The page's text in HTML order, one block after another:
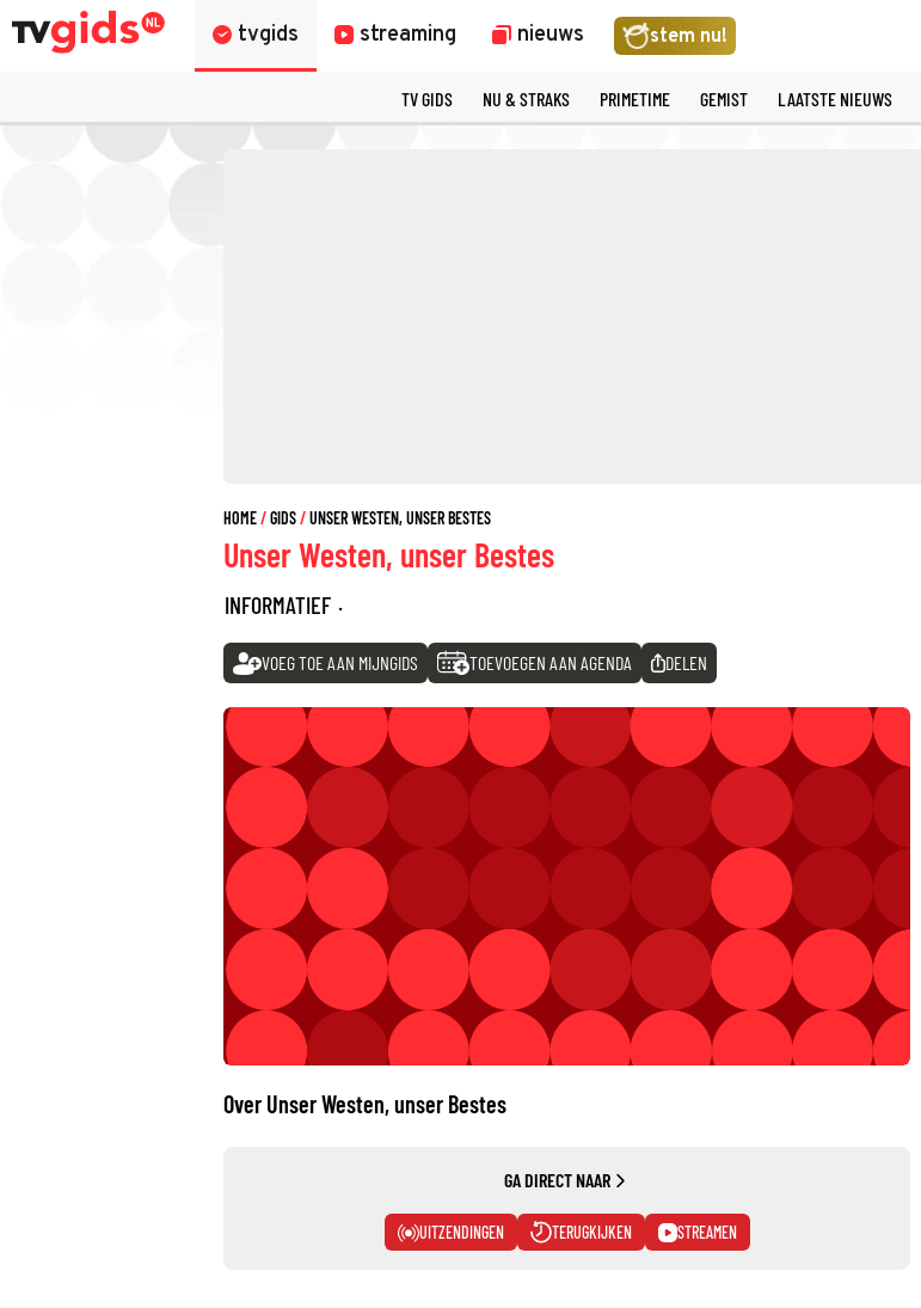
tvgids streaming nieuws stem nu!
TV GIDS NU & STRAKS PRIMETIME GEMIST LAATSTE NIEUWS
HOME GIDS UNSER WESTEN, UNSER BESTES
Unser Westen, unser Bestes
INFORMATIEF ·
VOEG TOE AAN MIJNGIDS TOEVOEGEN AAN AGENDA DELEN
Over Unser Westen, unser Bestes
GA DIRECT NAAR
UITZENDINGEN TERUGKIJKEN STREAMEN